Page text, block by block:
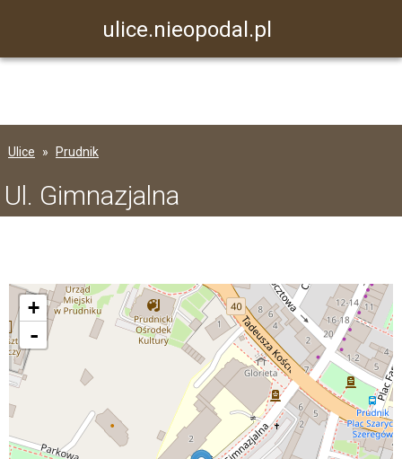
ulice.nieopodal.pl
Ulice Prudnik
Ul. Gimnazjalna
+
-